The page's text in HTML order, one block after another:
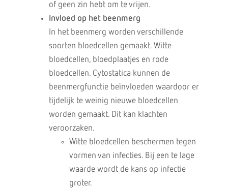
of geen zin hebt om te vrijen.
Invloed op het beenmerg
In het beenmerg worden verschillende
soorten bloedcellen gemaakt. Witte
bloedcellen, bloedplaatjes en rode
bloedcellen. Cytostatica kunnen de
beenmergfunctie beïnvloeden waardoor er
tijdelijk te weinig nieuwe bloedcellen
worden gemaakt. Dit kan klachten
veroorzaken.
Witte bloedcellen beschermen tegen
vormen van infecties. Bij een te lage
waarde wordt de kans op infectie
groter.